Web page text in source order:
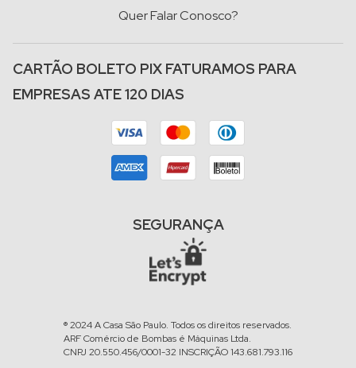
Quer Falar Conosco?
CARTÃO BOLETO PIX FATURAMOS PARA
EMPRESAS ATE 120 DIAS
SEGURANÇA
® 2024 A Casa São Paulo. Todos os direitos reservados.
ARF Comércio de Bombas é Máquinas Ltda.
CNPJ 20.550.456/0001-32 INSCRIÇÃO 143.681.793.116